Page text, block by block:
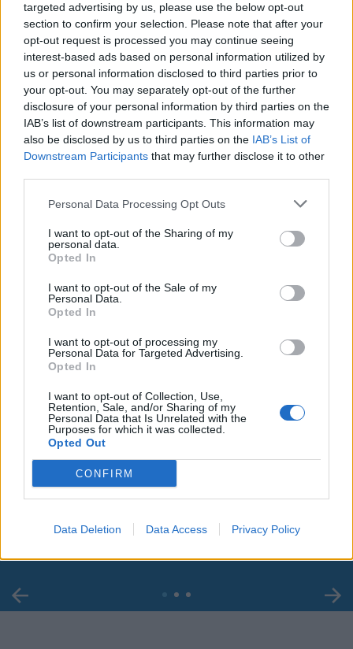
targeted advertising by us, please use the below opt-out
section to confirm your selection. Please note that after your
opt-out request is processed you may continue seeing
interest-based ads based on personal information utilized by
us or personal information disclosed to third parties prior to
your opt-out. You may separately opt-out of the further
disclosure of your personal information by third parties on the
IAB’s list of downstream participants. This information may
also be disclosed by us to third parties on the IAB’s List of
Downstream Participants that may further disclose it to other
Personal Data Processing Opt Outs
I want to opt-out of the Sharing of my
personal data.
Opted In
I want to opt-out of the Sale of my
Personal Data.
Opted In
I want to opt-out of processing my
Personal Data for Targeted Advertising.
Opted In
I want to opt-out of Collection, Use,
Retention, Sale, and/or Sharing of my
Personal Data that Is Unrelated with the
Purposes for which it was collected.
Opted Out
CONFIRM
Data Deletion Data Access Privacy Policy
voleva favorirne l'ascesa politica". Le chat